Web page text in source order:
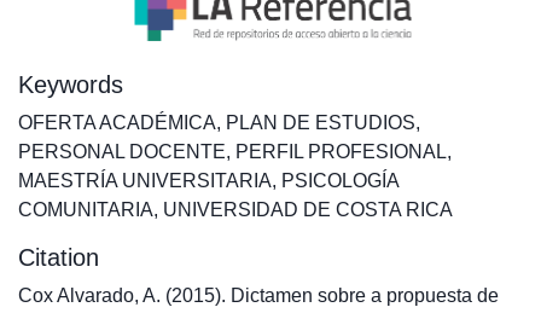
Keywords
OFERTA ACADÉMICA, PLAN DE ESTUDIOS,
PERSONAL DOCENTE, PERFIL PROFESIONAL,
MAESTRÍA UNIVERSITARIA, PSICOLOGÍA
COMUNITARIA, UNIVERSIDAD DE COSTA RICA
Citation
Cox Alvarado, A. (2015). Dictamen sobre a propuesta de